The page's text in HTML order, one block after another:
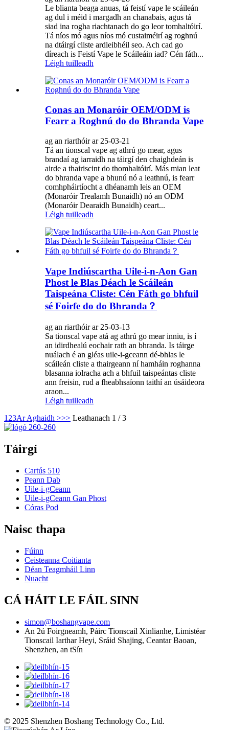
Le blianta beaga anuas, tá feistí vape le scáileán
ag dul i méid i margadh an chanabais, agus tá
siad ina rogha riachtanach do go leor tomhaltóirí.
Tá níos mó agus níos mó custaiméirí ag roghnú
na dtáirgí cliste ardleibhéil seo. Ach cad go
díreach is Feistí Vape le Scáileáin iad? Cén fáth...
Léigh tuilleadh
Conas an Monaróir OEM/ODM is
Fearr a Roghnú do do Bhranda Vape
ag an riarthóir ar 25-03-21
Tá an tionscal vape ag athrú go mear, agus
brandaí ag iarraidh na táirgí den chaighdeán is
airde a thairiscint do thomhaltóirí. Más mian leat
do bhranda vape a bhunú nó a leathnú, is fearr
comhpháirtíocht a dhéanamh leis an OEM
(Monaróir Trealamh Bunaidh) nó an ODM
(Monaróir Dearaidh Bunaidh) ceart...
Léigh tuilleadh
Vape Indiúscartha Uile-i-n-Aon Gan
Phost le Blas Déach le Scáileán
Taispeána Cliste: Cén Fáth go bhfuil
sé Foirfe do do Bhranda？
ag an riarthóir ar 25-03-13
Sa tionscal vape atá ag athrú go mear inniu, is í
an idirdhealú eochair rath an bhranda. Is táirge
nuálach é an gléas uile-i-gceann dé-bhlas le
scáileán cliste a thairgeann ní hamháin roghanna
blasanna iolracha ach a bhfuil taispeántas cliste
ann freisin, rud a fheabhsaíonn taithí an úsáideora
araon...
Léigh tuilleadh
1 23Ar Aghaidh >>> Leathanach 1 / 3
Táirgí
Cartús 510
Peann Dab
Uile-i-gCeann
Uile-i-gCeann Gan Phost
Córas Pod
Naisc thapa
Fúinn
Ceisteanna Coitianta
Déan Teagmháil Linn
Nuacht
CÁ HÁIT LE FÁIL SINN
simon@boshangvape.com
An 2ú Foirgneamh, Páirc Tionscail Xinlianhe, Limistéar
Tionscail Iarthar Heyi, Sráid Shajing, Ceantar Baoan,
Shenzhen, an tSín
© 2025 Shenzhen Boshang Technology Co., Ltd.